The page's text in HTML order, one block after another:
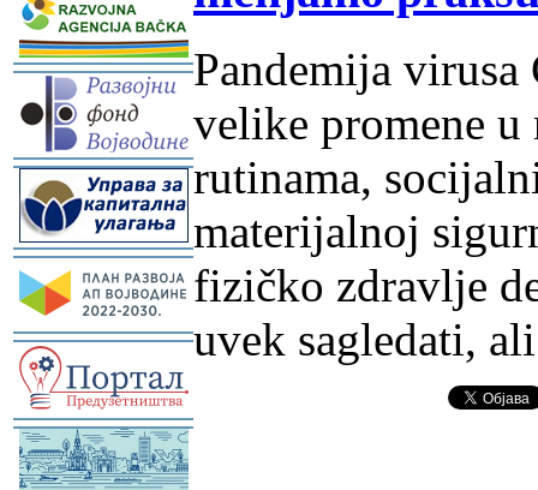
-
-
-
-
-
Pandemija
velike promene
rutinama,
materijalnoj
fizičko zdravlje
uvek sagledati,